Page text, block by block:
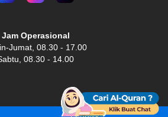
Jam Operasional
Jumat, 08.30 - 17.00
08.30 - 14.00